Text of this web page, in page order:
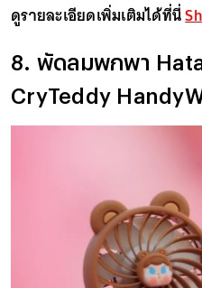
ดูรายละเอียดเพิ่มเติมได้ที่นี่
8. พัดลมพกพา
CryTeddy